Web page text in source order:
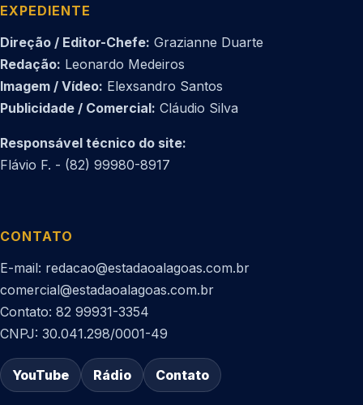
EXPEDIENTE
Direção / Editor-Chefe: Grazianne Duarte
Redação: Leonardo Medeiros
Imagem / Vídeo: Elexsandro Santos
Publicidade / Comercial: Cláudio Silva
Responsável técnico do site:
Flávio F. - (82) 99980-8917
CONTATO
E-mail: redacao@estadaoalagoas.com.br
comercial@estadaoalagoas.com.br
Contato: 82 99931-3354
CNPJ: 30.041.298/0001-49
YouTube Rádio Contato